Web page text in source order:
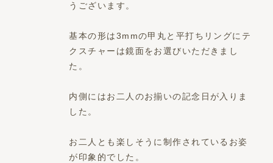
うございます。
基本の形は3mmの甲丸と平打ちリングにテ
クスチャーは鏡面をお選びいただきまし
た。
内側にはお二人のお揃いの記念日が入りま
した。
お二人とも楽しそうに制作されているお姿
が印象的でした。